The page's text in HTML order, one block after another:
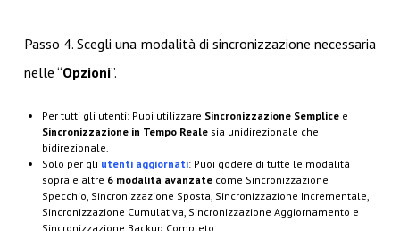
Passo 4. Scegli una modalità di sincronizzazione necessaria
nelle “Opzioni”.
Per tutti gli utenti: Puoi utilizzare Sincronizzazione Semplicee
Sincronizzazione in Tempo Realesia unidirezionale che
bidirezionale.
Solo per gli utenti aggiornati: Puoi godere di tutte le modalità
sopra e altre 6 modalità avanzatecome Sincronizzazione
Specchio, Sincronizzazione Sposta, Sincronizzazione Incrementale,
Sincronizzazione Cumulativa, Sincronizzazione Aggiornamento e
Sincronizzazione Backup Completo.